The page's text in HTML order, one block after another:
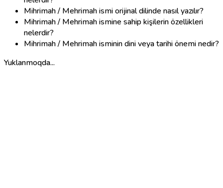
Mihrimah / Mehrimah ismi orijinal dilinde nasıl yazılır?
Mihrimah / Mehrimah ismine sahip kişilerin özellikleri
nelerdir?
Mihrimah / Mehrimah isminin dini veya tarihi önemi nedir?
Yuklanmoqda...